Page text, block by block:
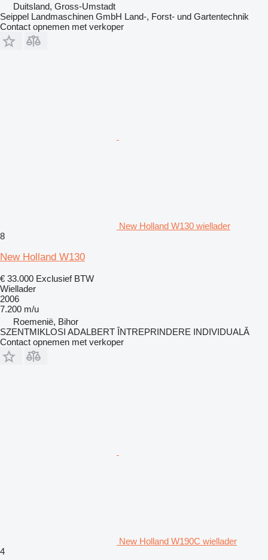
Duitsland, Gross-Umstadt
Seippel Landmaschinen GmbH Land-, Forst- und Gartentechnik
Contact opnemen met verkoper
New Holland W130 wiellader
8
New Holland W130
€ 33.000 Exclusief BTW
Wiellader
2006
7.200 m/u
Roemenië, Bihor
SZENTMIKLOSI ADALBERT ÎNTREPRINDERE INDIVIDUALĂ
Contact opnemen met verkoper
New Holland W190C wiellader
4